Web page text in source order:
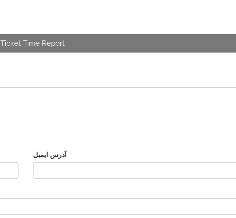
Ticket Time Report
آدرس ایمیل